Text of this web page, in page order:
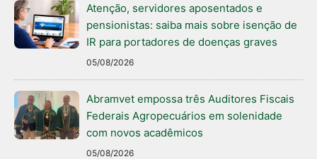
Atenção, servidores aposentados e
pensionistas: saiba mais sobre isenção de
IR para portadores de doenças graves
05/08/2026
Abramvet empossa três Auditores Fiscais
Federais Agropecuários em solenidade
com novos acadêmicos
05/08/2026